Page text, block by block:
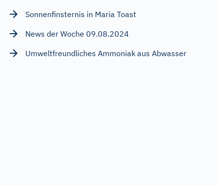
Sonnenfinsternis in Maria Toast
News der Woche 09.08.2024
Umweltfreundliches Ammoniak aus Abwasser